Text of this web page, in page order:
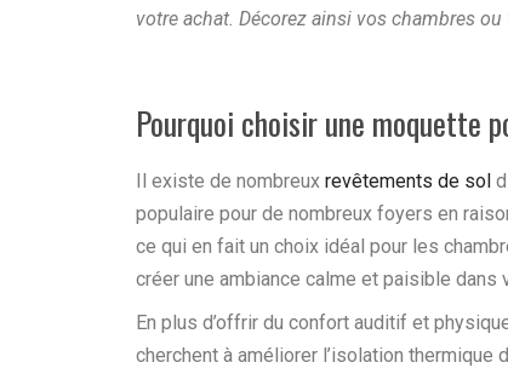
votre achat. Décorez ainsi vos chambres
Pourquoi choisir une moquette
Il existe de nombreux revêtements de sol
populaire pour de nombreux foyers en
ce qui en fait un choix idéal pour les
créer une ambiance calme et paisible dans
En plus d’offrir du confort auditif et
cherchent à améliorer l’isolation